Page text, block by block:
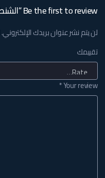
Be the first to review “الشنطة”
لن يتم نشر عنوان بريدك الإلكتروني.
تقييمك
Your review
*